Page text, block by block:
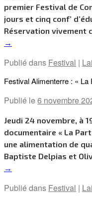
premier Festival de
jours et cinq conf’
Réservation vivement
→
Publié dans Festival |
Festival Alimenterre : « La
Publié le6 novembre
Jeudi 24 novembre, à
documentaire « La
une alimentation de
Baptiste Delpias et
→
Publié dans Festival |